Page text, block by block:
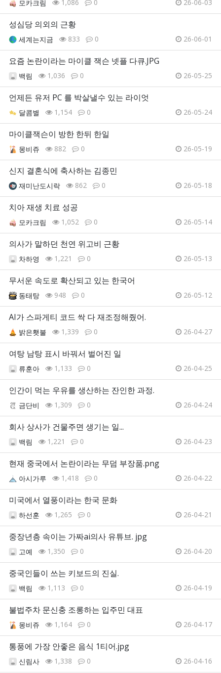
모카크림 1,086 0 26-06-03
성심당 의외의 근황
세계는지금 833 0 26-06-01
요즘 논란이라는 마이클 잭슨 넷플 다큐.JPG
백림 1,036 0 26-05-25
언제든 유저 PC 를 박살낼수 있는 라이엇
달콤별 1,154 0 26-05-24
마이클잭슨이 방한 한뒤 한일
몽비쥬 882 0 26-05-19
신지 결혼식에 축사하는 김종민
재미난도시락 862 0 26-05-18
치아 재생 치료 성공
모카크림 1,052 0 26-05-14
의사가 말하던 천연 위고비 근황
차하영 1,221 0 26-05-13
무서운 속도로 확산되고 있는 한국어
동태탕 948 0 26-05-12
AI가 스파게티 코드 싹 다 재조정해줬어.
밝은횃불 1,339 0 26-04-27
여탕 남탕 표시 바꿔서 벌어진 일
류훈아 1,133 0 26-04-25
인간이 먹는 우유를 생산하는 잔인한 과정.
금단비 1,309 0 26-04-24
회사 상사가 건물주면 생기는 일...
백림 1,221 0 26-04-23
현재 중국에서 논란이라는 무덤 부장품.png
아시가루 1,418 0 26-04-22
미국에서 열풍이라는 한국 문화
하선훈 1,265 0 26-04-21
중장년층 속이는 가짜ai의사 유튜브. jpg
고예 1,350 0 26-04-20
중국인들이 쓰는 키보드의 진실.
백림 1,113 0 26-04-19
불법주차 문신충 조롱하는 입주민 대표
몽비쥬 1,164 0 26-04-17
통풍에 가장 안좋은 음식 1티어.jpg
신림사 1,338 0 26-04-16